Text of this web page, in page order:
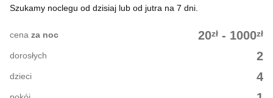
Szukamy noclegu od dzisiaj lub od jutra na 7 dni.
20zł - 1000zł
cena za noc
2
dorosłych
4
dzieci